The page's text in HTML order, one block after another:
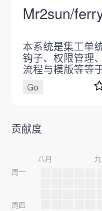
Mr2sun/
本系统是集工单
钩子、权限管理
流程与模版等等
源工单系统，当
之为工作流引擎
与工作质量，减
工作量与人为出错
Go
贡献度
周一
周四
八月